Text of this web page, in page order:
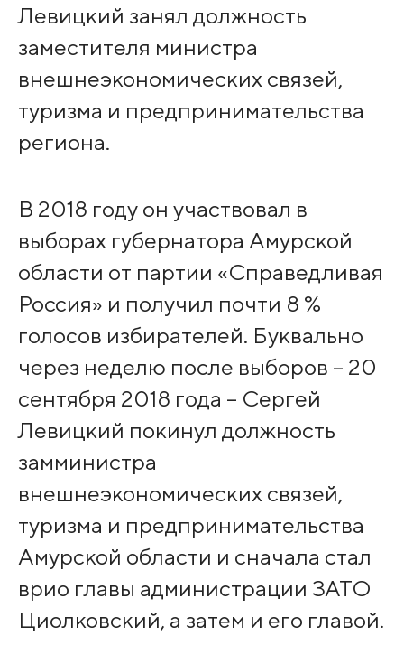
Левицкий занял должность
заместителя министра
внешнеэкономических связей,
туризма и предпринимательства
региона.
В 2018 году он участвовал в
выборах губернатора Амурской
области от партии «Справедливая
Россия» и получил почти 8 %
голосов избирателей. Буквально
через неделю после выборов – 20
сентября 2018 года – Сергей
Левицкий покинул должность
замминистра
внешнеэкономических связей,
туризма и предпринимательства
Амурской области и сначала стал
врио главы администрации ЗАТО
Циолковский, а затем и его главой.